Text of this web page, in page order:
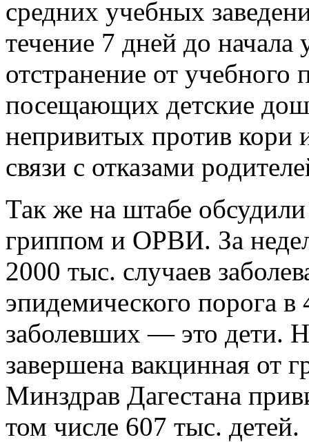
средних учебных
течение 7 дней до начала
отстранение от
посещающих детские
непривитых против кори
связи с отказами
Так же на штабе
гриппом и ОРВИ. За
2000 тыс. случаев
эпидемического порога в
заболевших — это дети.
завершена вакцинная от
Минздрав Дагестана
том числе 607 тыс. детей.